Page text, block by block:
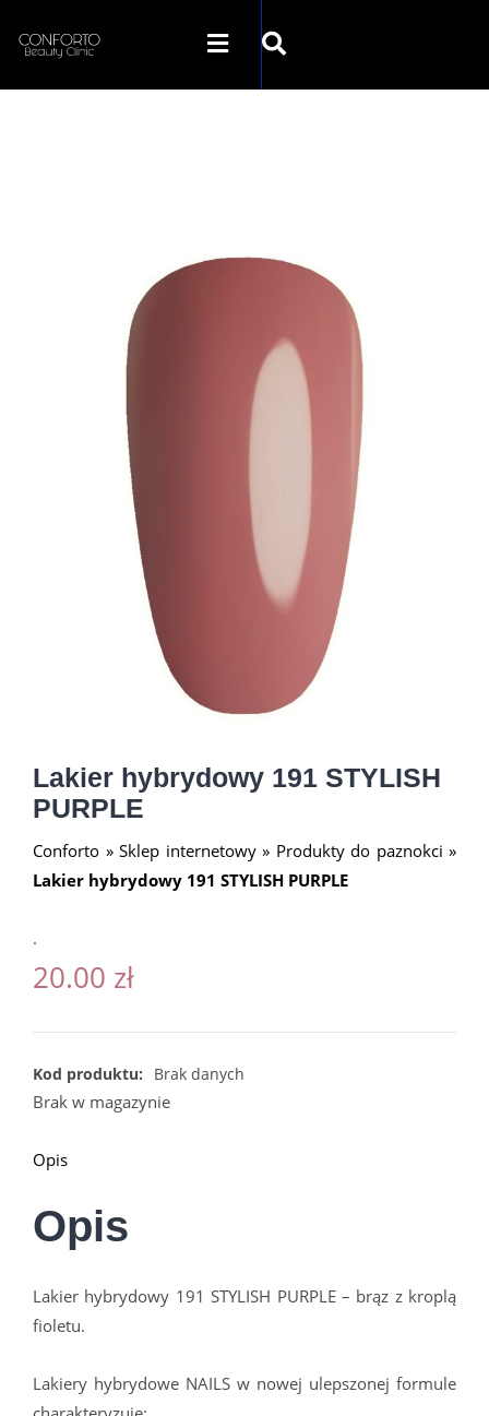
Lakier hybrydowy 191 STYLISH
PURPLE
Conforto » Sklep internetowy» Produkty do paznokci »
Lakier hybrydowy 191 STYLISH PURPLE
.
20.00 zł
Kod produktu: Brak danych
Brak w magazynie
Opis
Opis
Lakier hybrydowy 191 STYLISH PURPLE – brąz z kroplą
fioletu.
Lakiery hybrydowe NAILS w nowej ulepszonej formule